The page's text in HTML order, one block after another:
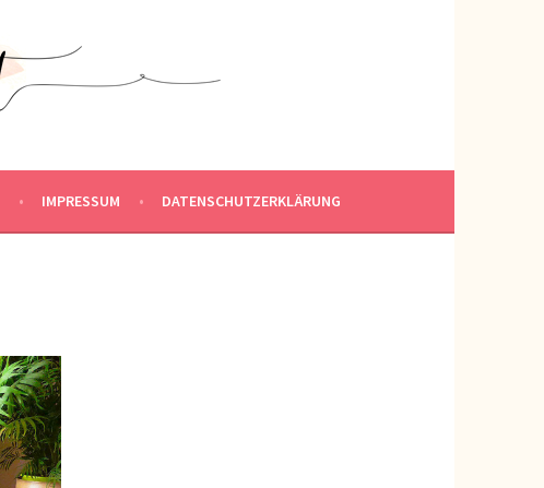
IMPRESSUM DATENSCHUTZERKLÄRUNG